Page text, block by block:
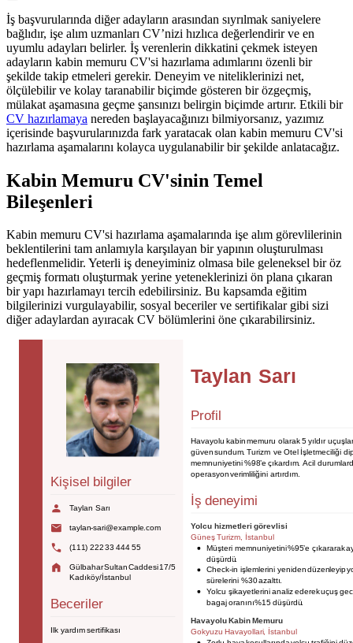
İş başvurularında diğer adayların arasından sıyrılmak saniyelere
bağlıdır, işe alım uzmanları CV’nizi hızlıca değerlendirir ve en
uyumlu adayları belirler. İş verenlerin dikkatini çekmek isteyen
adayların kabin memuru CV'si hazırlama adımlarını özenli bir
şekilde takip etmeleri gerekir. Deneyim ve niteliklerinizi net,
ölçülebilir ve kolay taranabilir biçimde gösteren bir özgeçmiş,
mülakat aşamasına geçme şansınızı belirgin biçimde artırır. Etkili bir
CV hazırlamaya nereden başlayacağınızı bilmiyorsanız, yazımız
içerisinde başvurularınızda fark yaratacak olan kabin memuru CV'si
hazırlama aşamalarını kolayca uygulanabilir bir şekilde anlatacağız.
Kabin Memuru CV'sinin Temel
Bileşenleri
Kabin memuru CV'si hazırlama aşamalarında işe alım görevlilerinin
beklentilerini tam anlamıyla karşılayan bir yapının oluşturulması
hedeflenmelidir. Yeterli iş deneyiminiz olmasa bile geleneksel bir öz
geçmiş formatı oluşturmak yerine yeteneklerinizi ön plana çıkaran
bir yapı hazırlamayı tercih edebilirsiniz. Bu kapsamda eğitim
bilgilerinizi vurgulayabilir, sosyal beceriler ve sertifikalar gibi sizi
diğer adaylardan ayıracak CV bölümlerini öne çıkarabilirsiniz.